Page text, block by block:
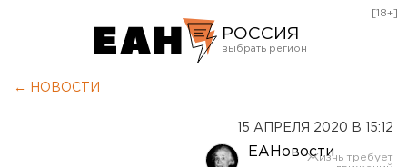
РОССИЯ
[18+]
← НОВОСТИ
15 АПРЕЛЯ 2020 В 15:12
ЕАНовости